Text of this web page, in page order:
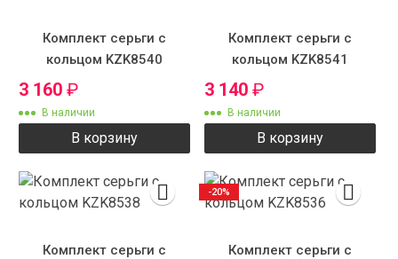
Комплект серьги с
кольцом KZK8540
3 160 ₽
В наличии
В корзину
Комплект серьги с
кольцом KZK8541
3 140 ₽
В наличии
В корзину
Комплект серьги с
Комплект серьги с
-20%